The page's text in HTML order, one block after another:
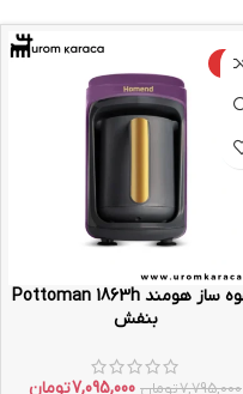
-9%
قهوه ساز هومند Pottoman 1863h
بنفش
7,795,000تومان 7,095,000تومان